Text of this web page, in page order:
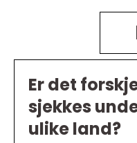
Er det
sjekkes
ulike land?